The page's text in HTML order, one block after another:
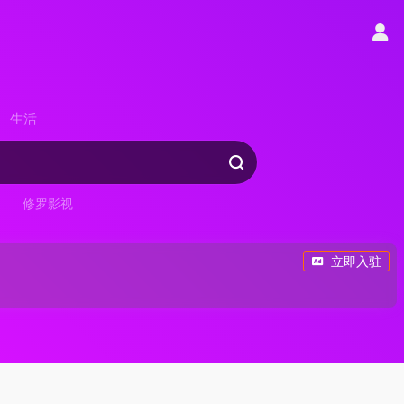
生活
修罗影视
立即入驻